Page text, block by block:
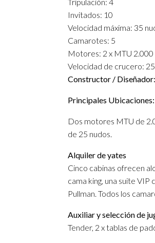
Invitados: 10
Velocidad máxima: 35
Camarotes: 5
Motores: 2 x MTU 2.000
Velocidad de crucero:
Constructor / Diseñador:
Principales Ubicaciones:
Dos motores MTU de
de 25 nudos.
Alquiler de yates
Cinco cabinas ofrecen
cama king, una suite VIP
Pullman. Todos los
Auxiliar y selección de
Tender, 2 x tablas de